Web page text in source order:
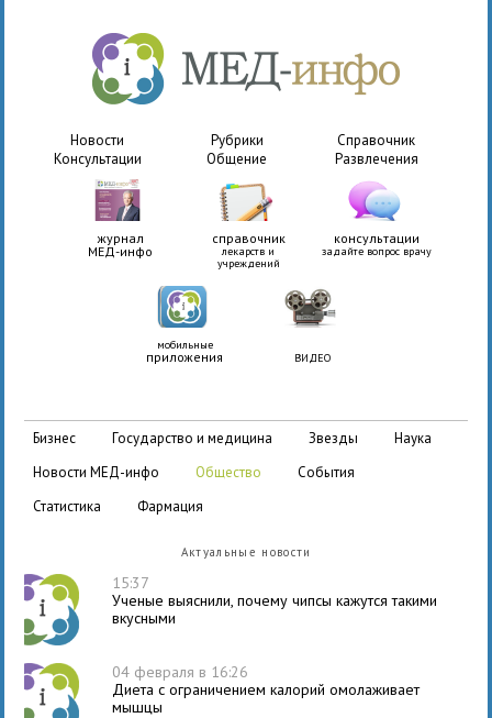
Новости Рубрики
Справочник
Консультации
Общение Развлечения
журнал
МЕД-инфо
справочник
лекарств и
учреждений
консультации
задайте вопрос врачу
мобильные
приложения ВИДЕО
бизнес государство и медицина звезды
наука
новости МЕД-инфо
общество
события
статистика
фармация
Актуальные новости
15:37
Ученые выяснили, почему чипсы кажутся такими
вкусными
04 февраля в 16:26
Диета с ограничением калорий омолаживает
мышцы